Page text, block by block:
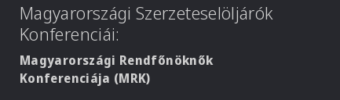
Magyarországi Szerzeteselöljárók
Konferenciái:
Magyarországi Rendfőnöknők
Konferenciája (MRK)